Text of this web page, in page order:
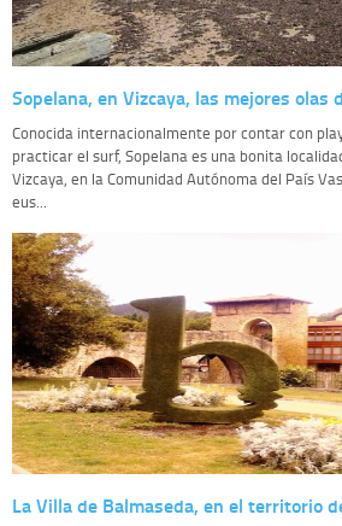
Sopelana, en Vizcaya, las mejores olas
Conocida internacionalmente por contar con
practicar el surf, Sopelana es una bonita
Vizcaya, en la Comunidad Autónoma del País
eus...
La Villa de Balmaseda, en el territorio